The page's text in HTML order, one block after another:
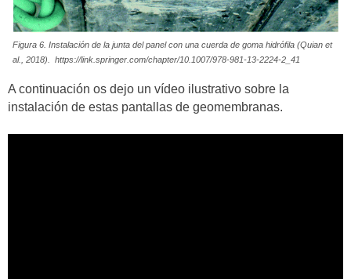
Figura 6. Instalación de la junta del panel con una cuerda de goma hidrófila (Quian et
al., 2018). https://link.springer.com/chapter/10.1007/978-981-13-2224-2_41
A continuación os dejo un vídeo ilustrativo sobre la
instalación de estas pantallas de geomembranas.